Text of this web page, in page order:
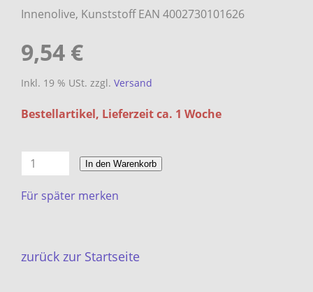
Innenolive, Kunststoff EAN 4002730101626
9,54 €
Inkl. 19 % USt. zzgl. Versand
Bestellartikel, Lieferzeit ca. 1 Woche
In den Warenkorb
Für später merken
zurück zur Startseite